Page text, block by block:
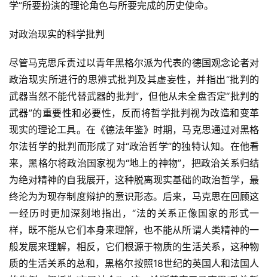
学”所要扮演的理论角色与所要完成的历史使命。
对政治现实的科学批判
尽管马克思斥责过以青年黑格尔派为代表的德国观念论者对
政治现实所进行的思辨式批判及其虚妄性，并指出“批判的
武器当然不能代替武器的批判”，但他从未全盘否定“批判的
武器”的重要性和必要性，反而将哲学批判视为改造和变革
现实的理论工具。在《德法年鉴》时期，马克思通过对黑格
尔法哲学的批判而形成了对“政治哲学”的独特认知。在他看
来，黑格尔将政治国家视为“地上的神物”，把政治关系归结
为绝对精神的自我展开，这种脱离现实基础的政治哲学，最
终沦为为现存制度辩护的意识形态。后来，马克思在回顾这
一经历时更加深刻地指出，“法的关系正像国家的形式一
样，既不能从它们本身来理解，也不能从所谓人类精神的一
般发展来理解，相反，它们根源于物质的生活关系，这种物
质的生活关系的总和，黑格尔按照18世纪的英国人和法国人